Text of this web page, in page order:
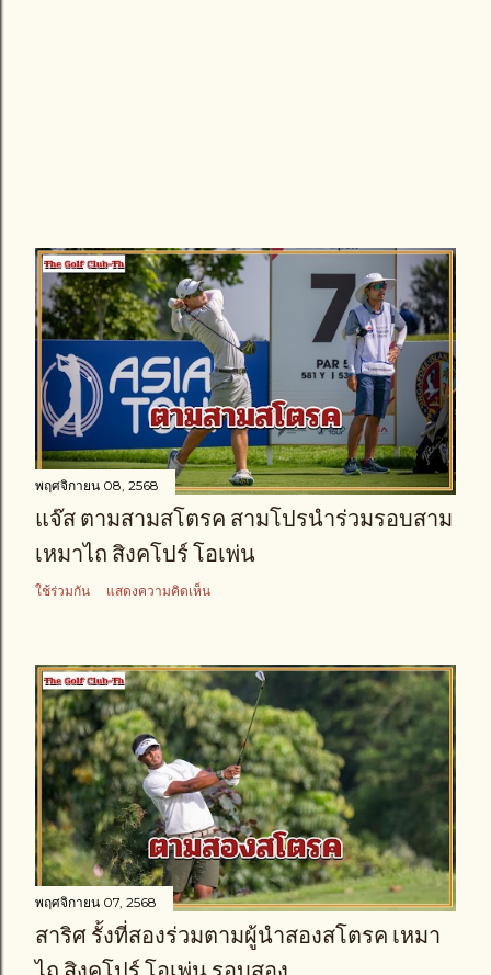
พฤศจิกายน 08, 2568
แจ๊ส ตามสามสโตรค สามโปรนำร่วมรอบสาม
เหมาไถ สิงคโปร์ โอเพ่น
ใช้ร่วมกัน แสดงความคิดเห็น
พฤศจิกายน 07, 2568
สาริศ รั้งที่สองร่วมตามผู้นำสองสโตรค เหมา